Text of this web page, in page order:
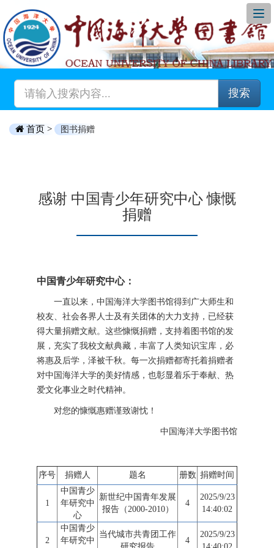
搜索
首页 > 图书捐赠
感谢 中国青少年研究中心 慷慨
捐赠
中国青少年研究中心：
一直以来，中国海洋大学图书馆得到广大师生和
校友、社会各界人士及有关团体的大力支持，已经获
得大量捐赠文献。这些慷慨捐赠，支持着图书馆的发
展，充实了我校文献典藏，丰富了人类知识宝库，必
将惠及后学，泽被千秋。每一次捐赠都寄托着捐赠者
对中国海洋大学的美好情感，也彰显着乐于奉献、热
爱文化事业之时代精神。
对您的慷慨惠赠谨致谢忱！
中国海洋大学图书馆
序号 捐赠人 题名 册数 捐赠时间
1
中国青少
年研究中
心
新世纪中国青年发展
报告（2000-2010）
4
2025/9/23
14:40:02
2
中国青少
年研究中
当代城市共青团工作
4
2025/9/23